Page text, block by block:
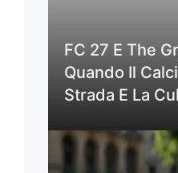
FC 27 E The
Quando Il
Strada E La